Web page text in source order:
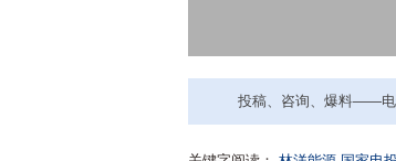
投稿、咨询、爆料——电